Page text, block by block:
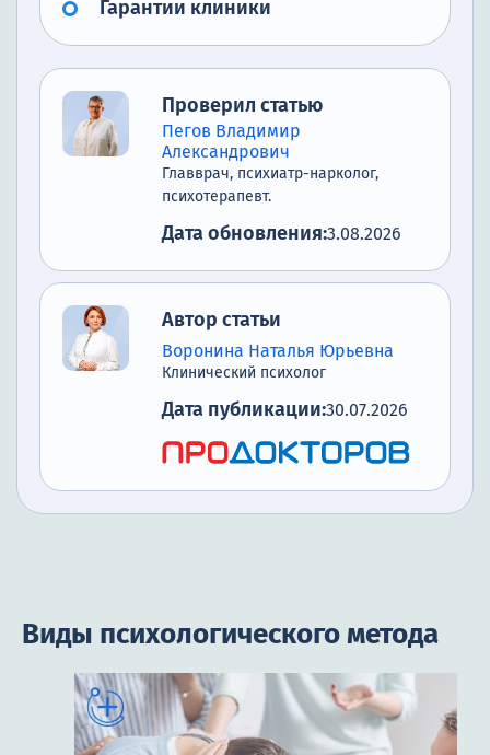
Гарантии клиники
Проверил статью
Пегов Владимир
Александрович
Главврач, психиатр-нарколог,
психотерапевт.
Дата обновления:3.08.2026
Автор статьи
Воронина Наталья Юрьевна
Клинический психолог
Дата публикации:30.07.2026
Виды психологического метода